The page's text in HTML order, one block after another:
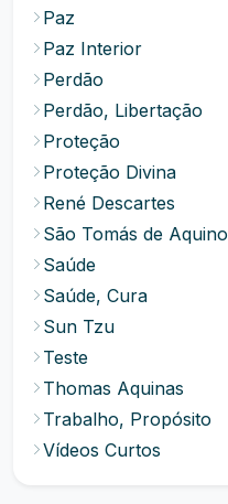
Paz
Paz Interior
Perdão
Perdão, Libertação
Proteção
Proteção Divina
René Descartes
São Tomás de Aquino
Saúde
Saúde, Cura
Sun Tzu
Teste
Thomas Aquinas
Trabalho, Propósito
Vídeos Curtos